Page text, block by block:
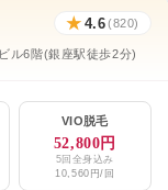
★4.7 / 5（71件）
★4.4 / 5（20件）
★3.9 / 5（121件）
★ 4.6(820)
ル6階(銀座駅徒歩2分)
VIO脱毛
52,800円
5回全身込み
10,560円/回